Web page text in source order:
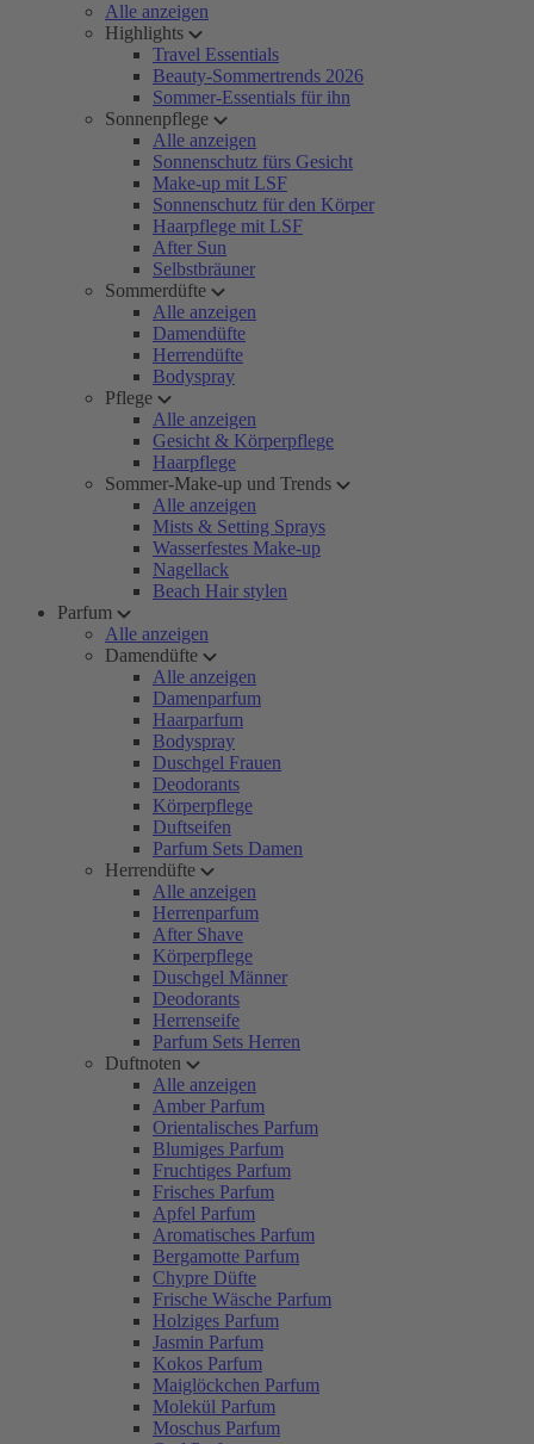
Alle anzeigen
Highlights
Travel Essentials
Beauty-Sommertrends 2026
Sommer-Essentials für ihn
Sonnenpflege
Alle anzeigen
Sonnenschutz fürs Gesicht
Make-up mit LSF
Sonnenschutz für den Körper
Haarpflege mit LSF
After Sun
Selbstbräuner
Sommerdüfte
Alle anzeigen
Damendüfte
Herrendüfte
Bodyspray
Pflege
Alle anzeigen
Gesicht & Körperpflege
Haarpflege
Sommer-Make-up und Trends
Alle anzeigen
Mists & Setting Sprays
Wasserfestes Make-up
Nagellack
Beach Hair stylen
Parfum
Alle anzeigen
Damendüfte
Alle anzeigen
Damenparfum
Haarparfum
Bodyspray
Duschgel Frauen
Deodorants
Körperpflege
Duftseifen
Parfum Sets Damen
Herrendüfte
Alle anzeigen
Herrenparfum
After Shave
Körperpflege
Duschgel Männer
Deodorants
Herrenseife
Parfum Sets Herren
Duftnoten
Alle anzeigen
Amber Parfum
Orientalisches Parfum
Blumiges Parfum
Fruchtiges Parfum
Frisches Parfum
Apfel Parfum
Aromatisches Parfum
Bergamotte Parfum
Chypre Düfte
Frische Wäsche Parfum
Holziges Parfum
Jasmin Parfum
Kokos Parfum
Maiglöckchen Parfum
Molekül Parfum
Moschus Parfum